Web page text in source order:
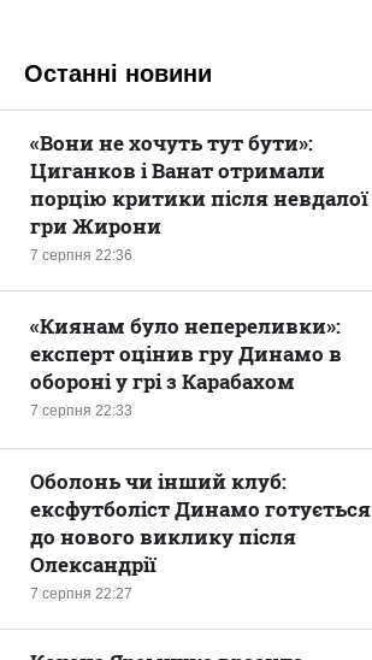
Останні новини
7 серпня 22:36
«Вони не хочуть тут бути»:
Циганков і Ванат отримали
порцію критики після невдалої
гри Жирони
7 серпня 22:33
«Киянам було непереливки»:
експерт оцінив гру Динамо в
обороні у грі з Карабахом
7 серпня 22:27
Оболонь чи інший клуб:
ексфутболіст Динамо готується
до нового виклику після
Олександрії